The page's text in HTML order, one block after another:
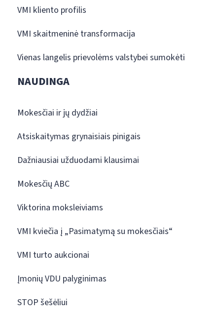
VMI kliento profilis
VMI skaitmeninė transformacija
Vienas langelis prievolėms valstybei sumokėti
NAUDINGA
Mokesčiai ir jų dydžiai
Atsiskaitymas grynaisiais pinigais
Dažniausiai užduodami klausimai
Mokesčių ABC
Viktorina moksleiviams
VMI kviečia į „Pasimatymą su mokesčiais“
VMI turto aukcionai
Įmonių VDU palyginimas
STOP šešėliui